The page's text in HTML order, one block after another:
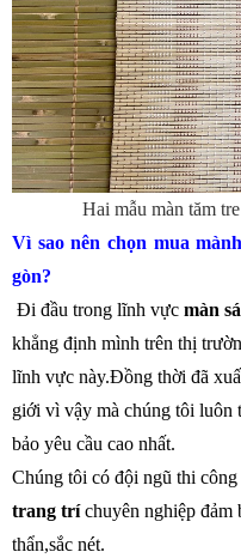
Hai mẫu màn tăm
Vì sao nên chọn mua
gòn?
Đi đầu trong lĩnh vực màn
khẳng định mình trên thị
lĩnh vực này.Đồng thời đã
giới vì vậy mà chúng tôi luôn
bảo yêu cầu cao nhất.
Chúng tôi có đội ngũ thi công
trang tríchuyên nghiệp đảm
thẩn,sắc nét.